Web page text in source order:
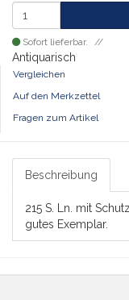
Sofort lieferbar.
Antiquarisch
Vergleichen
Auf den Merkzettel
Fragen zum Artikel
Beschreibung
215 S. Ln. mit
gutes Exemplar.